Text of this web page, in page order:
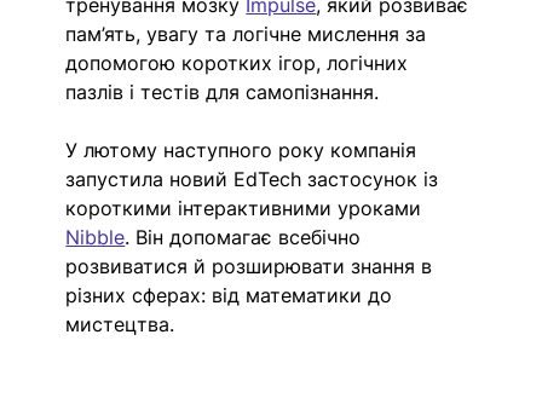
пам’ять, увагу та логічне мислення за
допомогою коротких ігор, логічних
пазлів і тестів для самопізнання.
У лютому наступного року компанія
запустила новий EdTech застосунок із
короткими інтерактивними уроками
Nibble. Він допомагає всебічно
розвиватися й розширювати знання в
різних сферах: від математики до
мистецтва.